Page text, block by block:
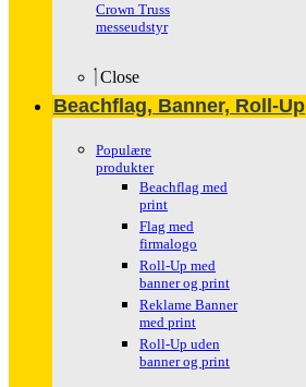
Crown Truss
messeudstyr
Close
Beachflag, Banner, Roll-Up
Populære
produkter
Beachflag med
print
Flag med
firmalogo
Roll-Up med
banner og print
Reklame Banner
med print
Roll-Up uden
banner og print